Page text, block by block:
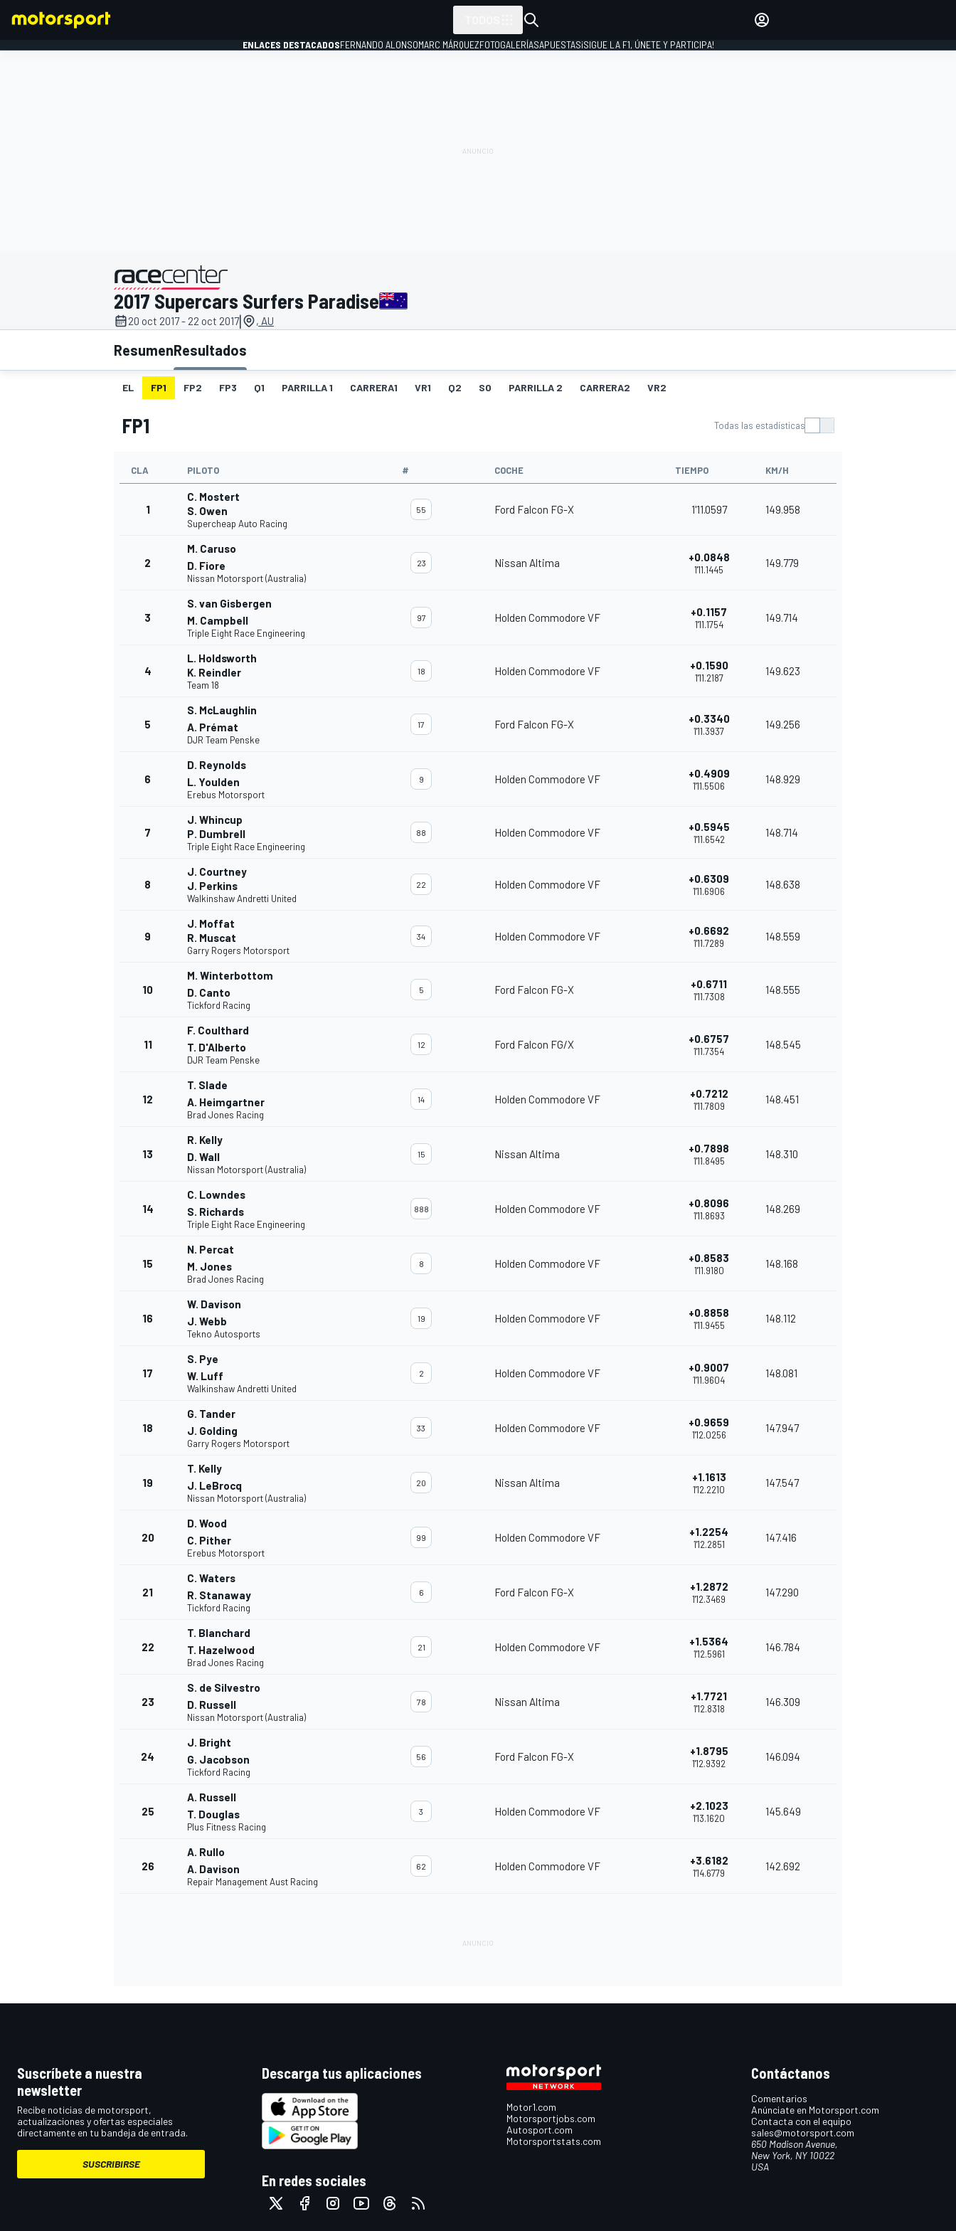
INDYCAR
MÁS CATEGORÍAS
ENLACES DESTACADOSFERNANDO ALONSOMARC MÁRQUEZFOTOGALERÍASAPUESTAS¡SIGUE LA F1, ÚNETE Y PARTICIPA!
2017 Supercars Surfers Paradise
20 oct 2017 - 22 oct 2017| , AU
ResumenResultados
EL FP1 FP2 FP3 Q1 PARRILLA 1 CARRERA1 VR1 Q2 SO PARRILLA 2 CARRERA2 VR2
FP1 Todas las estadísticas
CLA PILOTO # COCHE TIEMPO KM/H
1
C. Mostert
S. Owen
Supercheap Auto Racing
55 Ford Falcon FG-X 1'11.0597 149.958
2
M. Caruso
D. Fiore
Nissan Motorsport (Australia)
23 Nissan Altima +0.0848
1'11.1445
149.779
3
S. van Gisbergen
M. Campbell
Triple Eight Race Engineering
97 Holden Commodore VF +0.1157
1'11.1754
149.714
4
L. Holdsworth
K. Reindler
Team 18
18 Holden Commodore VF +0.1590
1'11.2187
149.623
5
S. McLaughlin
A. Prémat
DJR Team Penske
17 Ford Falcon FG-X +0.3340
1'11.3937
149.256
6
D. Reynolds
L. Youlden
Erebus Motorsport
9 Holden Commodore VF +0.4909
1'11.5506
148.929
7
J. Whincup
P. Dumbrell
Triple Eight Race Engineering
88 Holden Commodore VF +0.5945
1'11.6542
148.714
8
J. Courtney
J. Perkins
Walkinshaw Andretti United
22 Holden Commodore VF +0.6309
1'11.6906
148.638
9
J. Moffat
R. Muscat
Garry Rogers Motorsport
34 Holden Commodore VF +0.6692
1'11.7289
148.559
10
M. Winterbottom
D. Canto
Tickford Racing
5 Ford Falcon FG-X +0.6711
1'11.7308
148.555
11
F. Coulthard
T. D'Alberto
DJR Team Penske
12 Ford Falcon FG/X +0.6757
1'11.7354
148.545
12
T. Slade
A. Heimgartner
Brad Jones Racing
14 Holden Commodore VF +0.7212
1'11.7809
148.451
13
R. Kelly
D. Wall
Nissan Motorsport (Australia)
15 Nissan Altima +0.7898
1'11.8495
148.310
14
C. Lowndes
S. Richards
Triple Eight Race Engineering
888 Holden Commodore VF +0.8096
1'11.8693
148.269
15
N. Percat
M. Jones
Brad Jones Racing
8 Holden Commodore VF +0.8583
1'11.9180
148.168
16
W. Davison
J. Webb
Tekno Autosports
19 Holden Commodore VF +0.8858
1'11.9455
148.112
17
S. Pye
W. Luff
Walkinshaw Andretti United
2 Holden Commodore VF +0.9007
1'11.9604
148.081
18
G. Tander
J. Golding
Garry Rogers Motorsport
33 Holden Commodore VF +0.9659
1'12.0256
147.947
19
T. Kelly
J. LeBrocq
Nissan Motorsport (Australia)
20 Nissan Altima +1.1613
1'12.2210
147.547
20
D. Wood
C. Pither
Erebus Motorsport
99 Holden Commodore VF +1.2254
1'12.2851
147.416
21
C. Waters
R. Stanaway
Tickford Racing
6 Ford Falcon FG-X +1.2872
1'12.3469
147.290
22
T. Blanchard
T. Hazelwood
Brad Jones Racing
21 Holden Commodore VF +1.5364
1'12.5961
146.784
23
S. de Silvestro
D. Russell
Nissan Motorsport (Australia)
78 Nissan Altima +1.7721
1'12.8318
146.309
24
J. Bright
G. Jacobson
Tickford Racing
56 Ford Falcon FG-X +1.8795
1'12.9392
146.094
25
A. Russell
T. Douglas
Plus Fitness Racing
3 Holden Commodore VF +2.1023
1'13.1620
145.649
26
A. Rullo
A. Davison
Repair Management Aust Racing
62 Holden Commodore VF +3.6182
1'14.6779
142.692
Suscríbete a nuestra
newsletter
Recibe noticias de motorsport,
actualizaciones y ofertas especiales
directamente en tu bandeja de entrada.
SUSCRIBIRSE
Descarga tus aplicaciones
En redes sociales
Motor1.com
Motorsportjobs.com
Autosport.com
Motorsportstats.com
Contáctanos
Comentarios
Anúnciate en Motorsport.com
Contacta con el equipo
sales@motorsport.com
650 Madison Avenue,
New York, NY 10022
USA